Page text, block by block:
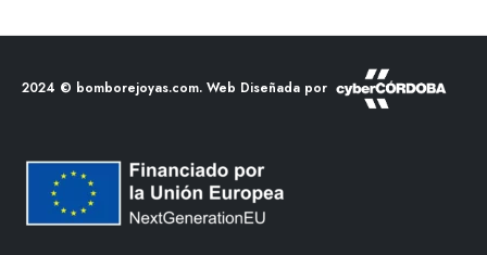
2024 © bomborejoyas.com. Web Diseñada por